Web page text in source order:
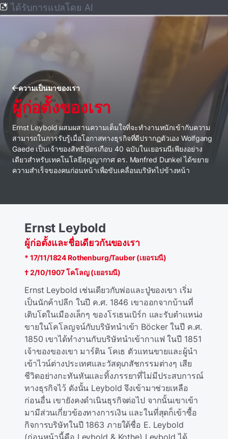
ได้รับการแปลโดย AI
ความเป็นมาของเรา
ผู้ก่อตั้งของเรา
Ernst Leybold ผสมผสานความเต็มใจที่จะทํางานหนักเข้ากับความ
สามารถในการรับรู้เมื่อโอกาสทางธุรกิจที่ดีปรากฏตัวเอง Wolfgang
Gaede เป็นเจ้าของสิทธิบัตรเกือบ 40 ฉบับในเยอรมนีเพียงอย่าง
เดียวสําหรับเทคโนโลยีสุญญากาศ ดร. Manfred Dunkel ได้ขยาย
ความสําเร็จของคนก่อนหน้าเพื่อขับเคลื่อนบริษัทไปข้างหน้า
Ernst Leybold
ผู้ก่อตั้งและชื่อเดียวกันของเรา
* 17/11/1824 Rothenburg/Tauber (เยอรมนี)
† 2/10/1907 โคโลญ (เยอรมนี)
Ernst Leybold เช่นเดียวกับพ่อและปู่ของเขา เริ่ม
เป็นนักค้าปลีก ในปี ค.ศ. 1846 เขาออกจากบ้านที่
เติบโตในเมืองเล็กๆ ของโรเธนเบิร์ก และรับตําแหน่ง
ขายในโคโลญจน์กับบริษัทนําเข้า Böcker ในปี ค.ศ.
1850 เขาได้ทํางานกับบริษัทนําเข้ากาแฟ ในปี 1851
เจ้าของของเขา มาร์ติน โคเธ ตัวแทนขายและผู้นํา
เข้าไวน์ต่างประเทศและวัสดุเภสัชกรรมต่างๆ เสีย
ชีวิตอย่างกะทันหันและทิ้งภรรยาที่ไม่มีประสบการณ์
ทางธุรกิจไว้ ดังนั้น Leybold จึงเข้ามาช่วยเหลือ
ก่อนอื่น เขายังคงดําเนินธุรกิจต่อไป จากนั้นเขาเข้า
มามีส่วนเกี่ยวข้องทางการเงิน และในที่สุดก็เข้าซื้อ
กิจการบริษัทในปี 1863 ภายใต้ชื่อ E. Leybold
(ก่อนหน้านี้คือ Leybold & Kothe) Leybold ได้